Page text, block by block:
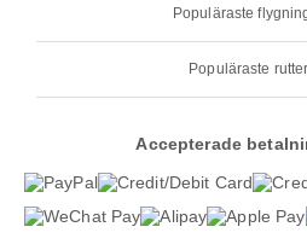
Populäraste
Populäraste
Accepterade